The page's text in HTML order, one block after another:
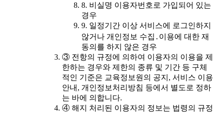
8. 비실명 이용자번호로 가입되어 있는
경우
9. 일정기간 이상 서비스에 로그인하지
않거나 개인정보 수집․이용에 대한 재
동의를 하지 않은 경우
③ 전항의 규정에 의하여 이용자의 이용을 제
한하는 경우와 제한의 종류 및 기간 등 구체
적인 기준은 교육정보원의 공지, 서비스 이용
안내, 개인정보처리방침 등에서 별도로 정하
는 바에 의합니다.
④ 해지 처리된 이용자의 정보는 법령의 규정